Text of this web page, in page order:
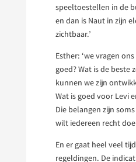
speeltoestellen in de
en dan is Naut in zijn
zichtbaar.’
Esther: ‘we vragen
goed? Wat is de beste
kunnen we zijn
Wat is goed voor Levi
Die belangen zijn
wilt iedereen recht
En er gaat heel veel
regeldingen. De